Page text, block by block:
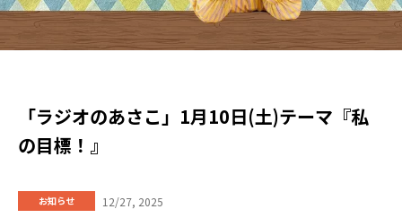
「ラジオのあさこ」1月10日(土)テーマ『私
の目標！』
お知らせ 12/27, 2025